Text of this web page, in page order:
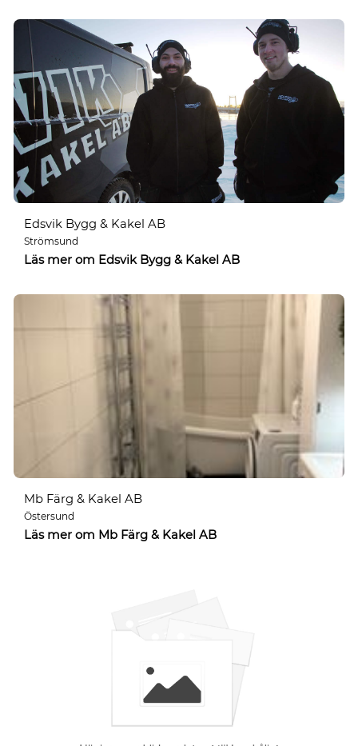
Edsvik Bygg & Kakel AB
Strömsund
Läs mer om Edsvik Bygg & Kakel AB
Mb Färg & Kakel AB
Östersund
Läs mer om Mb Färg & Kakel AB